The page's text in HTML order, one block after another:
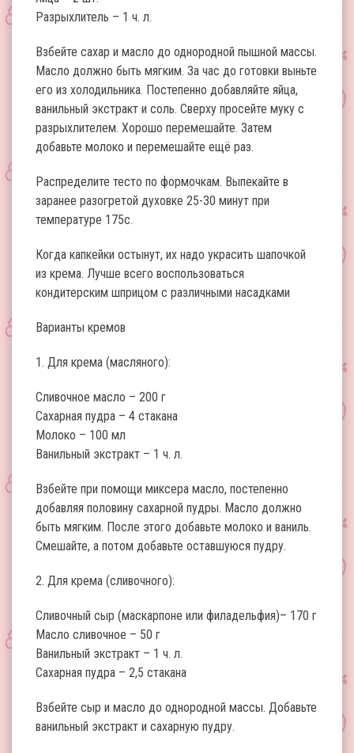
Разрыхлитель – 1 ч. л.
Взбейте сахар и масло до однородной пышной массы.
Масло должно быть мягким. За час до готовки выньте
его из холодильника. Постепенно добавляйте яйца,
ванильный экстракт и соль. Сверху просейте муку с
разрыхлителем. Хорошо перемешайте. Затем
добавьте молоко и перемешайте ещё раз.
Распределите тесто по формочкам. Выпекайте в
заранее разогретой духовке 25-30 минут при
температуре 175с.
Когда капкейки остынут, их надо украсить шапочкой
из крема. Лучше всего воспользоваться
кондитерским шприцом с различными насадками
Варианты кремов
1. Для крема (масляного):
Сливочное масло – 200 г
Сахарная пудра – 4 стакана
Молоко – 100 мл
Ванильный экстракт – 1 ч. л.
Взбейте при помощи миксера масло, постепенно
добавляя половину сахарной пудры. Масло должно
быть мягким. После этого добавьте молоко и ваниль.
Смешайте, а потом добавьте оставшуюся пудру.
2. Для крема (сливочного):
Сливочный сыр (маскарпоне или филадельфия)– 170 г
Масло сливочное – 50 г
Ванильный экстракт – 1 ч. л.
Сахарная пудра – 2,5 стакана
Взбейте сыр и масло до однородной массы. Добавьте
ванильный экстракт и сахарную пудру.